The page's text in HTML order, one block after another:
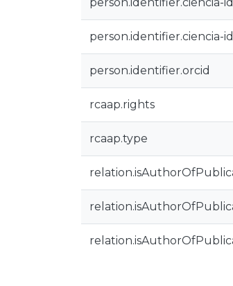
person.identifier.ciencia-id
person.identifier.orcid
rcaap.rights
rcaap.type